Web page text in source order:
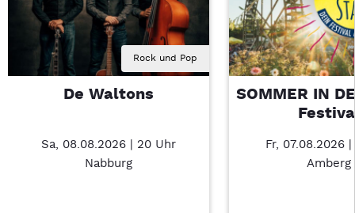
Rock und Pop
De Waltons
Sa, 08.08.2026 | 20 Uhr
Nabburg
SOMMER IN
Fr, 07.08.2026
Amberg